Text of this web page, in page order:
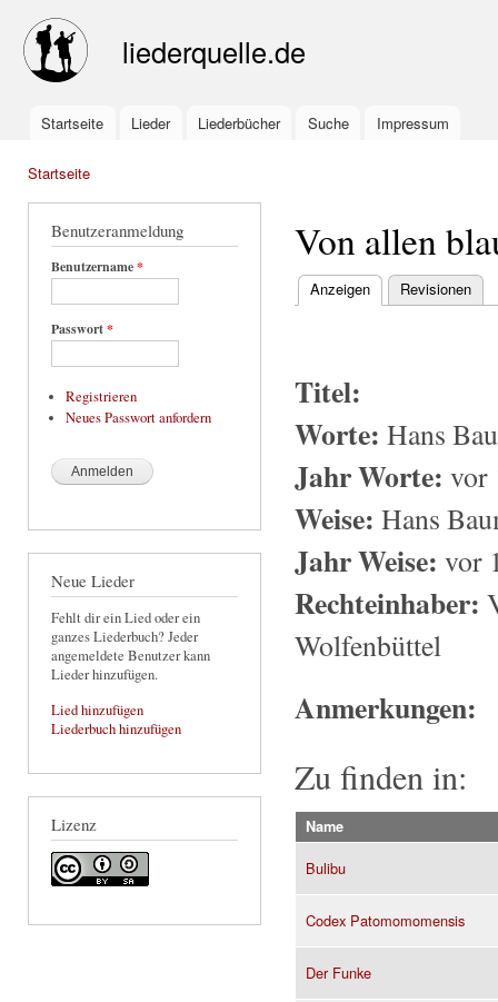
liederquelle.de
Main menu
Startseite Lieder Liederbücher Suche Impressum
Startseite
Benutzeranmeldung
Benutzername*
Passwort*
Registrieren
Neues Passwort anfordern
Neue Lieder
Fehlt dir ein Lied oder ein
ganzes Liederbuch? Jeder
angemeldete Benutzer kann
Lieder hinzufügen.
Lied hinzufügen
Liederbuch hinzufügen
Lizenz
Von allen
Primary tabs
Anzeigen (active tab)
Revisionen
Titel:
Worte: Hans
Jahr Worte: vor
Weise: Hans
Jahr Weise: vor
Rechteinhaber:
Wolfenbüttel
Anmerkungen:
Zu finden in:
Name
Bulibu
Codex Patomomomensis
Der Funke